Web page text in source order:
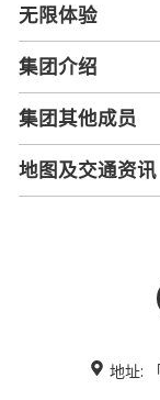
无限体验
集团介绍
集团其他成员
地图及交通资讯
地址: